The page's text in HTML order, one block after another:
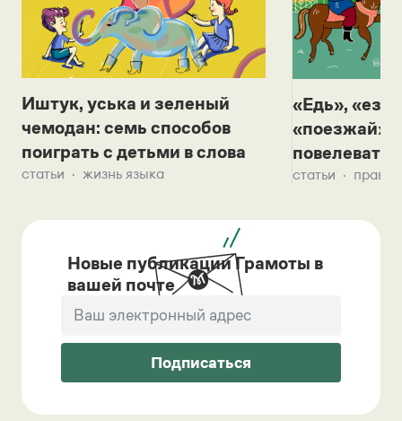
Иштук, уська и зеленый
чемодан: семь способов
поиграть с детьми в слова
статьи жизнь языка
«Едь»,
«поезжай»?
повелевать
статьи
Новые публикации Грамоты в
вашей почте
Подписаться